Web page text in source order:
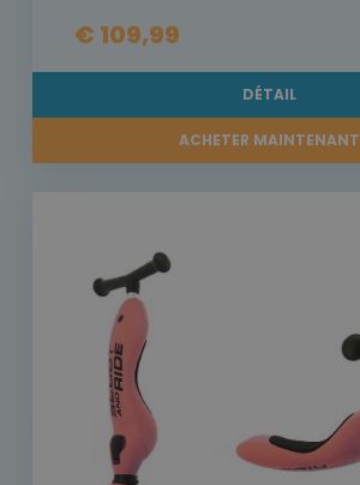
€ 109,99
DÉTAIL
ACHETER MAINTENANT